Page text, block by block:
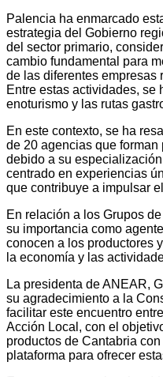
Palencia ha enmarcado
estrategia del Gobierno
del sector primario,
cambio fundamental para
de las diferentes empresas
Entre estas actividades, se
enoturismo y las rutas
En este contexto, se ha
de 20 agencias que
debido a su
centrado en experiencias
que contribuye a impulsar
En relación a los Grupos
su importancia como
conocen a los productores
la economía y las
La presidenta de ANEAR,
su agradecimiento a la
facilitar este encuentro
Acción Local, con el
productos de Cantabria
plataforma para ofrecer